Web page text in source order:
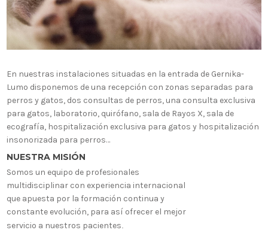
En nuestras instalaciones situadas en la entrada de Gernika-
Lumo disponemos de una recepción con zonas separadas para
perros y gatos, dos consultas de perros, una consulta exclusiva
para gatos, laboratorio, quirófano, sala de Rayos X, sala de
ecografía, hospitalización exclusiva para gatos y hospitalización
insonorizada para perros…
NUESTRA MISIÓN
Somos un equipo de profesionales
multidisciplinar con experiencia internacional
que apuesta por la formación continua y
constante evolución, para así ofrecer el mejor
servicio a nuestros pacientes